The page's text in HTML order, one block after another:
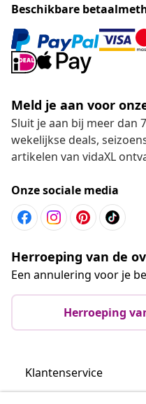
Beschikbare
Meld je aan voor
Sluit je aan bij meer dan
wekelijkse deals,
artikelen van vidaXL
Onze sociale media
Herroeping van de
Een annulering voor je
Herroeping
Klantenservice